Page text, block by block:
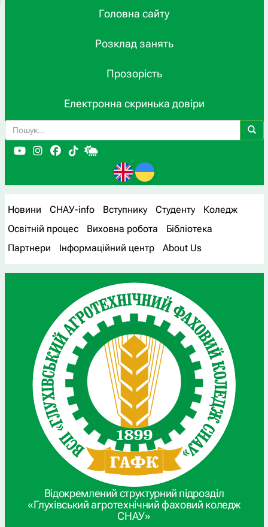
Головна сайту
Розклад занять
Прозорість
Електронна скринька довіри
Новини СНАУ-info Вступнику Студенту
Коледж
Освітній процес
Виховна робота
Бібліотека
Партнери
Інформаційний центр About Us
Відокремлений структурний підрозділ
«Глухівський агротехнічний фаховий коледж
СНАУ»